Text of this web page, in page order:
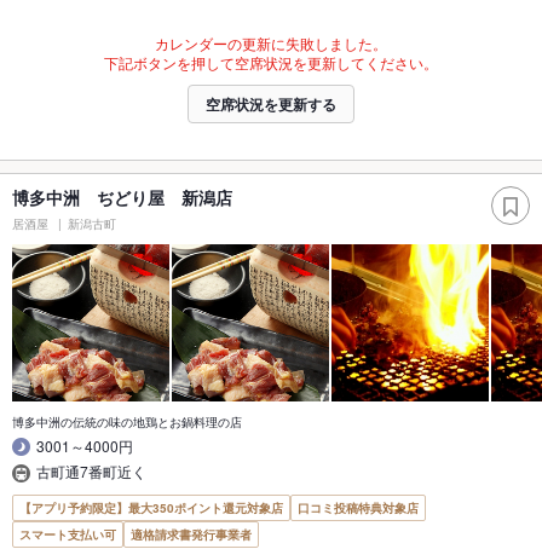
カレンダーの更新に失敗しました。
下記ボタンを押して空席状況を更新してください。
空席状況を更新する
博多中洲 ぢどり屋 新潟店
居酒屋 新潟古町
博多中洲の伝統の味の地鶏とお鍋料理の店
3001～4000円
古町通7番町近く
【アプリ予約限定】最大350ポイント還元対象店
口コミ投稿特典対象店
スマート支払い可
適格請求書発行事業者